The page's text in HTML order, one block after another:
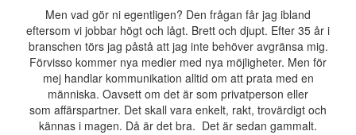
Men vad gör ni egentligen? Den frågan får jag ibland
eftersom vi jobbar högt och lågt. Brett och djupt. Efter 35 år i
branschen törs jag påstå att jag inte behöver avgränsa mig.
Förvisso kommer nya medier med nya möjligheter. Men för
mej handlar kommunikation alltid om att prata med en
människa. Oavsett om det är som privatperson eller
som affärspartner. Det skall vara enkelt, rakt, trovärdigt och
kännas i magen. Då är det bra. Det är sedan gammalt.